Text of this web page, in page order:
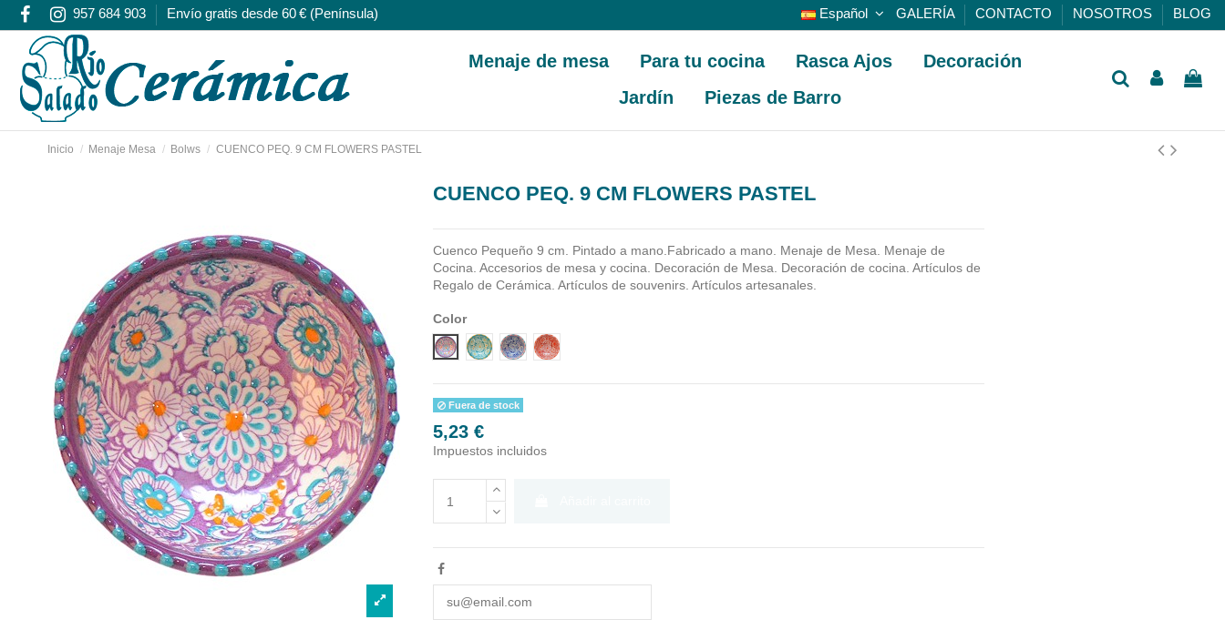
957 684 903 Envío gratis desde 60 € (Península) Español GALERÍA CONTACTO NOSOTROS BLOG
Menaje de mesa Para tu cocina Rasca Ajos
Decoración
Jardín
Piezas de Barro
Inicio Menaje Mesa Bolws CUENCO PEQ. 9 CM FLOWERS PASTEL
CUENCO PEQ. 9 CM FLOWERS PASTEL
Cuenco Pequeño 9 cm. Pintado a mano.Fabricado a mano.
Menaje de Mesa. Menaje de
Cocina. Accesorios de mesa y cocina. Decoración de Mesa. Decoración de cocina. Artículos de
Regalo de Cerámica. Artículos de souvenirs. Artículos artesanales.
Color
Diseño 1Diseño 2Diseño 3Diseño 4
Fuera de stock
5,23 €
Impuestos incluidos